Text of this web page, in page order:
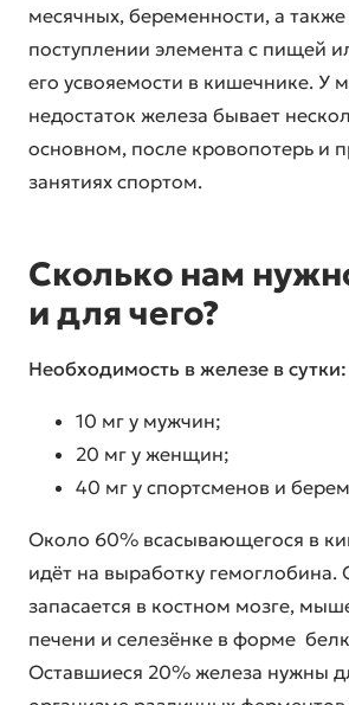
месячных, беременности, а
поступлении элемента с пищей
его усвояемости в кишечнике. У
недостаток железа бывает
основном, после кровопотерь и
занятиях спортом.
Сколько нам
и для чего?
Необходимость в железе в сутки:
10 мг у мужчин;
20 мг у женщин;
40 мг у спортсменов и
Около 60% всасывающегося в
идёт на выработку
запасается в костном мозге,
печени и селезёнке в форме
Оставшиеся 20% железа нужны